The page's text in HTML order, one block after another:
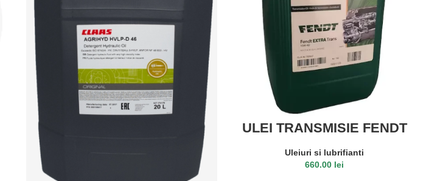
ULEI TRANSMISIE FENDT
20L
Uleiuri si lubrifianti
660.00 lei